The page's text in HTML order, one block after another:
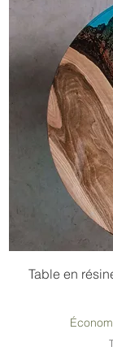
Table en